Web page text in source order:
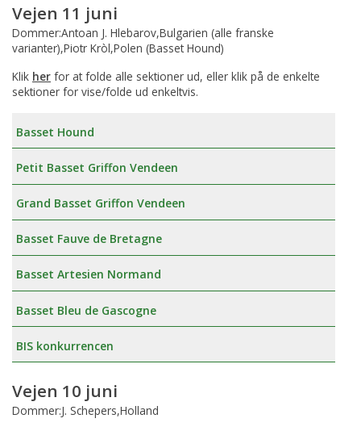
Vejen 11 juni
Dommer:Antoan J. Hlebarov,Bulgarien (alle franske
varianter),Piotr Kròl,Polen (Basset Hound)
Klik her for at folde alle sektioner ud, eller klik på de enkelte
sektioner for vise/folde ud enkeltvis.
Basset Hound
Petit Basset Griffon Vendeen
Grand Basset Griffon Vendeen
Basset Fauve de Bretagne
Basset Artesien Normand
Basset Bleu de Gascogne
BIS konkurrencen
Vejen 10 juni
Dommer:J. Schepers,Holland